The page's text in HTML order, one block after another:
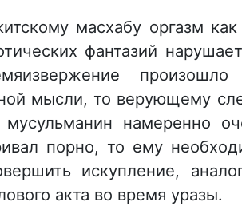
масхабу оргазм
фантазий
мысли, то верующему
намеренно
порно, то ему
искупление,
акта во время уразы.